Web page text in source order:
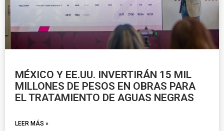
MÉXICO Y EE.UU. INVERTIRÁN 15 MIL
MILLONES DE PESOS EN OBRAS PARA
EL TRATAMIENTO DE AGUAS NEGRAS
LEER MÁS »